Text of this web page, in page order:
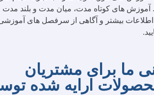
آموزش های كوتاه مدت، ميان مدت و بلند مدت
اطلاعات بیشتر و آگاهی از سرفصل های
ما برای مشتریان
ارایه شده